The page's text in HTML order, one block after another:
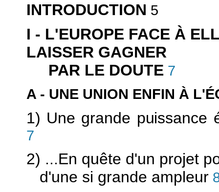
INTRODUCTION 5
I - L'EUROPE FACE À
LAISSER GAGNER
PAR LE DOUTE 7
A - UNE UNION ENFIN À
1) Une grande puissance
7
2) ...En quête d'un projet
d'une si grande ampleur